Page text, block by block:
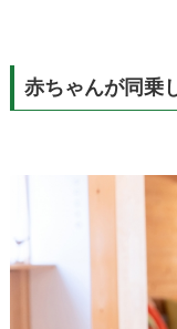
赤ちゃんが同乗